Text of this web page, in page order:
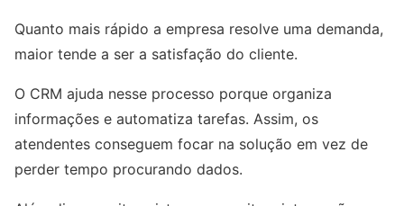
Quanto mais rápido a empresa resolve uma demanda,
maior tende a ser a satisfação do cliente.
O CRM ajuda nesse processo porque organiza
informações e automatiza tarefas. Assim, os
atendentes conseguem focar na solução em vez de
perder tempo procurando dados.